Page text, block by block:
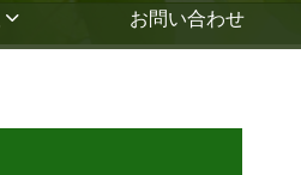
お問い合わせ